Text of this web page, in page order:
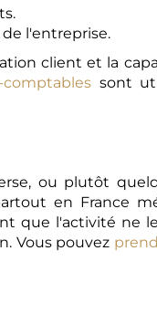
l'entreprise.
client et la
comptables sont
ou plutôt
en France
que l'activité ne
Vous pouvez